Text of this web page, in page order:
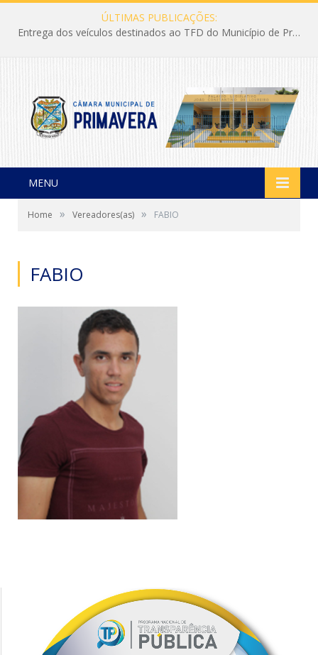
ÚLTIMAS PUBLICAÇÕES:
Entrega dos veículos destinados ao TFD do Município de Primavera
MENU
Home » Vereadores(as) » FABIO
FABIO